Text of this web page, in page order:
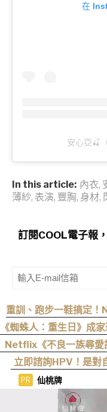
在
安心亞🍒
In this article: 內衣,
薄紗, 表演, 豐胸, 身材,
訂閱COOL電子報
重訓、跑步一鞋搞定
《蜘蛛人：重生日》成
Netflix《不良一族尋愛
生超戲
立即諮詢HPV！是對
PR 仙桃牌